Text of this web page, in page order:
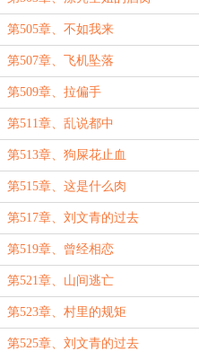
第505章、不如我来
第507章、飞机坠落
第509章、拉偏手
第511章、乱说都中
第513章、狗屎花止血
第515章、这是什么肉
第517章、刘文青的过去
第519章、曾经相恋
第521章、山间逃亡
第523章、村里的规矩
第525章、刘文青的过去